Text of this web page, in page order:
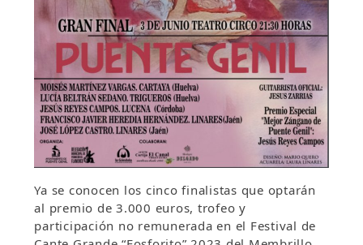
Ya se conocen los cinco finalistas que optarán
al premio de 3.000 euros, trofeo y
participación no remunerada en el Festival de